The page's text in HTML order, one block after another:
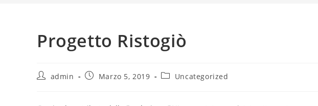
Progetto Ristogiò
admin Marzo 5, 2019 Uncategorized